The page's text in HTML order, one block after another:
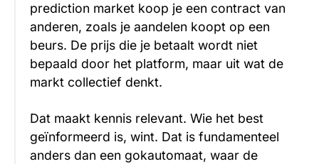
prediction market koop je een contract van
anderen, zoals je aandelen koopt op een
beurs. De prijs die je betaalt wordt niet
bepaald door het platform, maar uit wat de
markt collectief denkt.
Dat maakt kennis relevant. Wie het best
geïnformeerd is, wint. Dat is fundamenteel
anders dan een gokautomaat, waar de